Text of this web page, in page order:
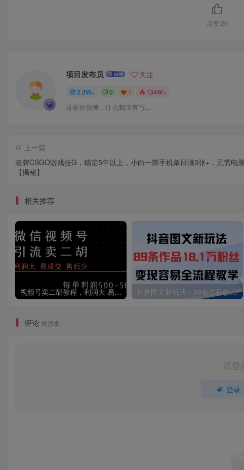
点赞 26
项目发布员 关注
2.3W+ 0 1 134W+
这家伙很懒，什么都没有写...
上一篇
老牌CSGO游戏挂G，稳定5年以上，小白一部手机单日賺3张+，无需电脑
【揭秘】
相关推荐
视频号卖二胡教程，利润大 易成交 售后少，一单利润5张+ 抖音图文新玩法：89条作品收获18.1W粉丝，变现容易全流程教学
评论 抢沙发
请登
登录